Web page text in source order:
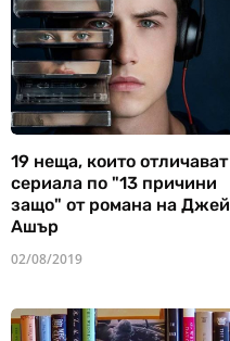
19 неща, които отличават
сериала по "13 причини
защо" от романа на Джей
Ашър
02/08/2019